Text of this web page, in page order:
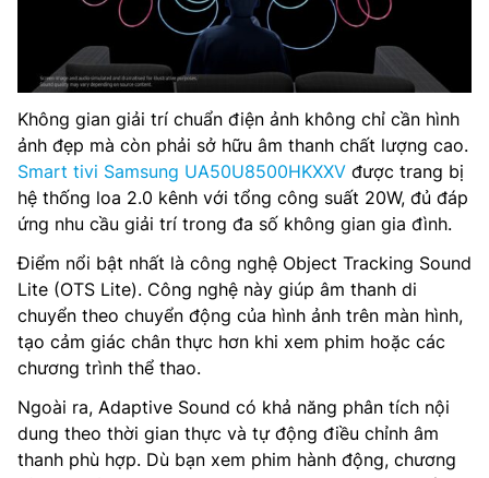
Không gian giải trí chuẩn điện ảnh không chỉ cần hình
ảnh đẹp mà còn phải sở hữu âm thanh chất lượng cao.
Smart tivi Samsung UA50U8500HKXXV được trang bị
hệ thống loa 2.0 kênh với tổng công suất 20W, đủ đáp
ứng nhu cầu giải trí trong đa số không gian gia đình.
Điểm nổi bật nhất là công nghệ Object Tracking Sound
Lite (OTS Lite). Công nghệ này giúp âm thanh di
chuyển theo chuyển động của hình ảnh trên màn hình,
tạo cảm giác chân thực hơn khi xem phim hoặc các
chương trình thể thao.
Ngoài ra, Adaptive Sound có khả năng phân tích nội
dung theo thời gian thực và tự động điều chỉnh âm
thanh phù hợp. Dù bạn xem phim hành động, chương